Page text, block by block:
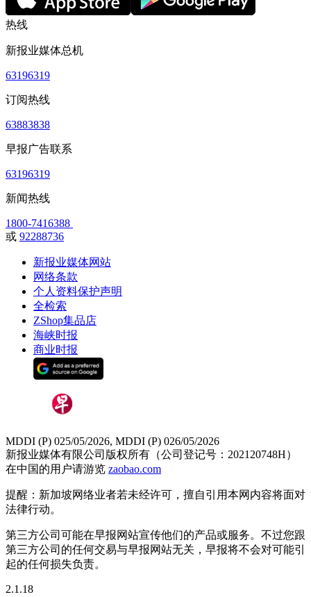
热线
新报业媒体总机
63196319
订阅热线
63883838
早报广告联系
63196319
新闻热线
1800-7416388
或 92288736
新报业媒体网站
网络条款
个人资料保护声明
全检索
ZShop集品店
海峡时报
商业时报
MDDI (P) 025/05/2026, MDDI (P) 026/05/2026
新报业媒体有限公司版权所有（公司登记号：202120748H）
在中国的用户请游览 zaobao.com
提醒：新加坡网络业者若未经许可，擅自引用本网内容将面对
法律行动。
第三方公司可能在早报网站宣传他们的产品或服务。不过您跟
第三方公司的任何交易与早报网站无关，早报将不会对可能引
起的任何损失负责。
2.1.18